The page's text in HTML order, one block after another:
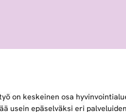
on keskeinen osa
usein epäselväksi eri